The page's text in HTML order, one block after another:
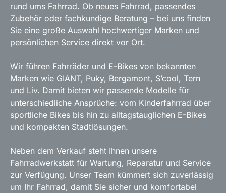
rund ums Fahrrad. Ob neues Fahrrad, passendes
Zubehör oder fachkundige Beratung – bei uns finden
Sie eine große Auswahl hochwertiger Marken und
persönlichen Service direkt vor Ort.
Wir führen Fahrräder und E-Bikes von bekannten
Marken wie GIANT, Puky, Bergamont, S’cool, Tern
und Liv. Damit bieten wir passende Modelle für
unterschiedliche Ansprüche: vom Kinderfahrrad über
sportliche Bikes bis hin zu alltagstauglichen E-Bikes
und kompakten Stadtlösungen.
Neben dem Verkauf steht Ihnen unsere
Fahrradwerkstatt für Wartung, Reparatur und Service
zur Verfügung. Unser Team kümmert sich zuverlässig
um Ihr Fahrrad, damit Sie sicher und komfortabel